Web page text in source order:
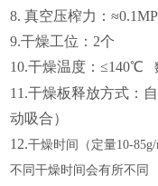
8. 真空压榨力：
9.干燥工位：2个
10.干燥温度：≤140℃
11.干燥板释放方式：
动吸合）
12.干燥时间（定量10-
不同干燥时间会有所不同